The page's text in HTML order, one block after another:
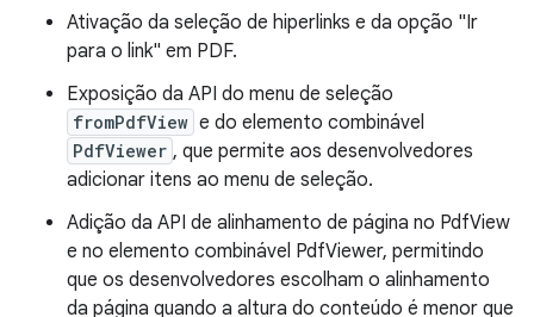
Ativação da seleção de hiperlinks e da opção "Ir
para o link" em PDF.
Exposição da API do menu de seleção
fromPdfView e do elemento combinável
PdfViewer , que permite aos desenvolvedores
adicionar itens ao menu de seleção.
Adição da API de alinhamento de página no PdfView
e no elemento combinável PdfViewer, permitindo
que os desenvolvedores escolham o alinhamento
da página quando a altura do conteúdo é menor que